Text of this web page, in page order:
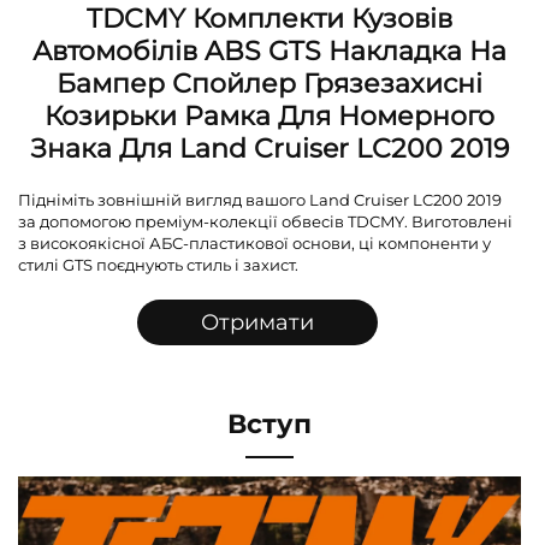
TDCMY Комплекти Кузовів
Автомобілів ABS GTS Накладка На
Бампер Спойлер Грязезахисні
Козирьки Рамка Для Номерного
Знака Для Land Cruiser LC200 2019
Підніміть зовнішній вигляд вашого Land Cruiser LC200 2019
за допомогою преміум-колекції обвесів TDCMY. Виготовлені
з високоякісної АБС-пластикової основи, ці компоненти у
стилі GTS поєднують стиль і захист.
Отримати
Вступ